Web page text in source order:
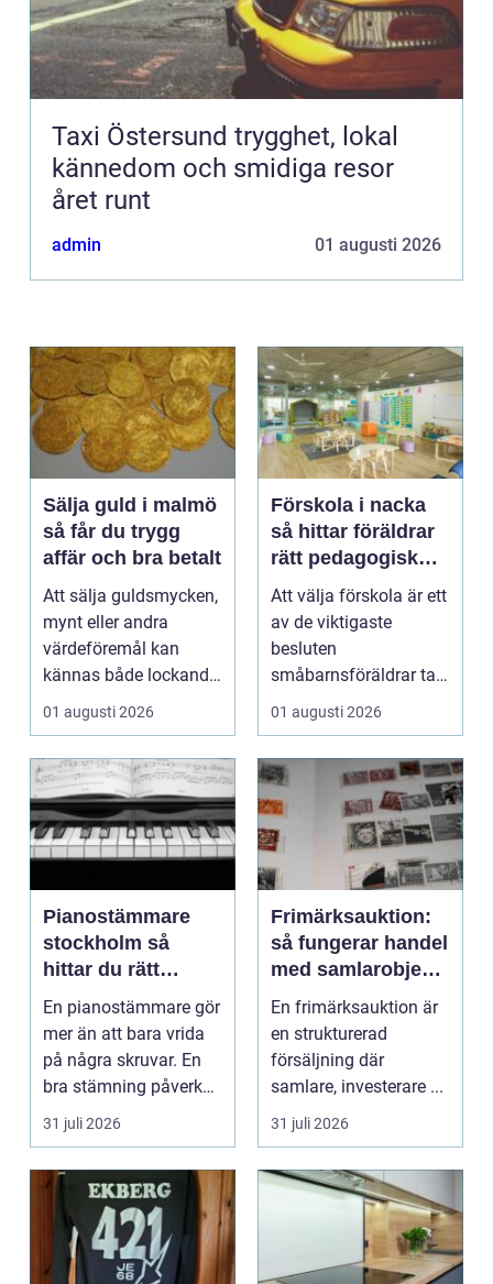
Taxi Östersund trygghet, lokal
kännedom och smidiga resor
året runt
admin 01 augusti 2026
Sälja guld i malmö
så får du trygg
affär och bra betalt
Att sälja guldsmycken,
mynt eller andra
värdeföremål kan
kännas både lockande
och osäkert på samma
01 augusti 2026
Förskola i nacka
så hittar föräldrar
rätt pedagogisk
trygghet
Att välja förskola är ett
av de viktigaste
besluten
småbarnsföräldrar tar.
Omsorg, trygghet,
pedagog...
01 augusti 2026
Pianostämmare
stockholm så
hittar du rätt
expert för ditt
piano
En pianostämmare gör
mer än att bara vrida
på några skruvar. En
bra stämning påverkar
hur pianot låt...
31 juli 2026
Frimärksauktion:
så fungerar handel
med samlarobjekt i
praktiken
En frimärksauktion är
en strukturerad
försäljning där
samlare, investerare ...
31 juli 2026